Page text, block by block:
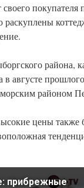
района,
августе
районом
цены также
прибрежные